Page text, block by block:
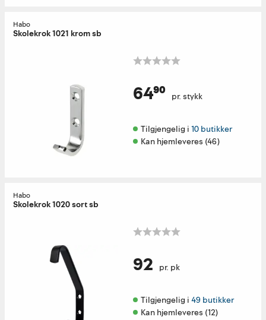
Habo
Skolekrok 1021 krom sb
64⁹⁰ pr. stykk
Tilgjengelig i 10 butikker
Kan hjemleveres (46)
Habo
Skolekrok 1020 sort sb
92 pr. pk
Tilgjengelig i 49 butikker
Kan hjemleveres (12)